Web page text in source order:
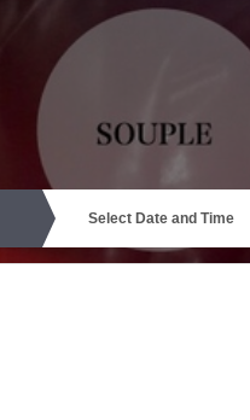
Select Date and Time